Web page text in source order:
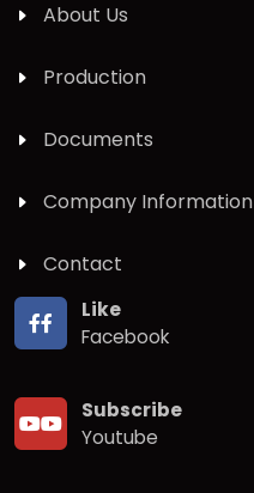
About Us
Production
Documents
Company Information
Contact
Like
Facebook
Subscribe
Youtube